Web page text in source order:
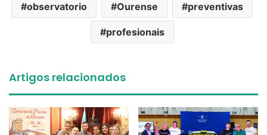
observatorio Ourense preventivas
profesionais
Artigos relacionados